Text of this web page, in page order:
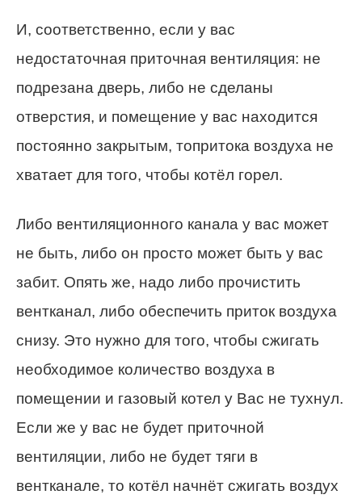
И, соответственно, если у вас
недостаточная приточная вентиляция: не
подрезана дверь, либо не сделаны
отверстия, и помещение у вас находится
постоянно закрытым, топритока воздуха не
хватает для того, чтобы котёл горел.
Либо вентиляционного канала у вас может
не быть, либо он просто может быть у вас
забит. Опять же, надо либо прочистить
вентканал, либо обеспечить приток воздуха
снизу. Это нужно для того, чтобы сжигать
необходимое количество воздуха в
помещении и газовый котел у Вас не тухнул.
Если же у вас не будет приточной
вентиляции, либо не будет тяги в
вентканале, то котёл начнёт сжигать воздух